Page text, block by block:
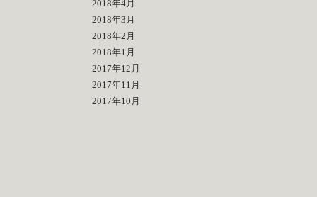
2018年4月
2018年3月
2018年2月
2018年1月
2017年12月
2017年11月
2017年10月